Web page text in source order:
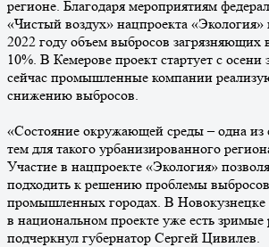
регионе. Благодаря мероприятиям
«Чистый воздух» нацпроекта «Экология»
2022 году объем выбросов загрязняющих
10%. В Кемерове проект стартует с осени
сейчас промышленные компании
снижению выбросов.
«Состояние окружающей среды – одна из
тем для такого урбанизированного
Участие в нацпроекте «Экология»
подходить к решению проблемы
промышленных городах. В Новокузнецке
в национальном проекте уже есть зримые
подчеркнул губернатор Сергей Цивилев.